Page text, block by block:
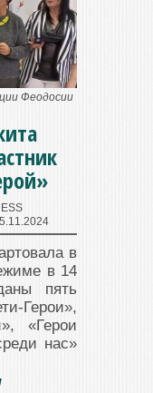
Феодосии
в
в 14
пять
Герои»,
«Герои
нас»